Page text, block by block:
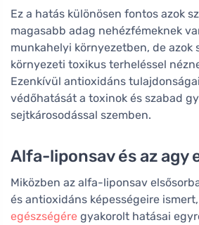
Ez a hatás különösen fontos azok
magasabb adag nehézfémeknek
munkahelyi környezetben, de azok
környezeti toxikus terheléssel
Ezenkívül antioxidáns
védőhatását a toxinok és szabad
sejtkárosodással szemben.
Alfa-liponsav és az agy
Miközben az alfa-liponsav
és antioxidáns képességeire
egészségére gyakorolt hatásai